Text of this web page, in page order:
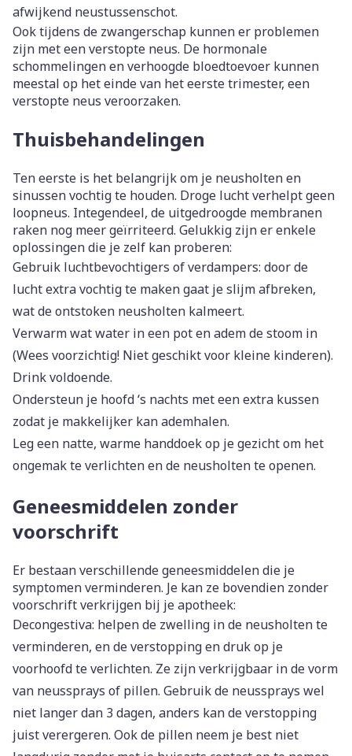
afwijkend neustussenschot.
Ook tijdens de zwangerschap kunnen er problemen
zijn met een verstopte neus. De hormonale
schommelingen en verhoogde bloedtoevoer kunnen
meestal op het einde van het eerste trimester, een
verstopte neus veroorzaken.
Thuisbehandelingen
Ten eerste is het belangrijk om je neusholten en
sinussen vochtig te houden. Droge lucht verhelpt geen
loopneus. Integendeel, de uitgedroogde membranen
raken nog meer geïrriteerd. Gelukkig zijn er enkele
oplossingen die je zelf kan proberen:
Gebruik luchtbevochtigers of verdampers: door de
lucht extra vochtig te maken gaat je slijm afbreken,
wat de ontstoken neusholten kalmeert.
Verwarm wat water in een pot en adem de stoom in
(Wees voorzichtig! Niet geschikt voor kleine kinderen).
Drink voldoende.
Ondersteun je hoofd ‘s nachts met een extra kussen
zodat je makkelijker kan ademhalen.
Leg een natte, warme handdoek op je gezicht om het
ongemak te verlichten en de neusholten te openen.
Geneesmiddelen zonder
voorschrift
Er bestaan verschillende geneesmiddelen die je
symptomen verminderen. Je kan ze bovendien zonder
voorschrift verkrijgen bij je apotheek:
Decongestiva: helpen de zwelling in de neusholten te
verminderen, en de verstopping en druk op je
voorhoofd te verlichten. Ze zijn verkrijgbaar in de vorm
van neussprays of pillen. Gebruik de neussprays wel
niet langer dan 3 dagen, anders kan de verstopping
juist verergeren. Ook de pillen neem je best niet